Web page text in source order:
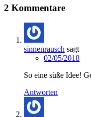
2 Kommentare
sinnenrausch sagt
02/05/2018
So eine süße Idee!
Antworten